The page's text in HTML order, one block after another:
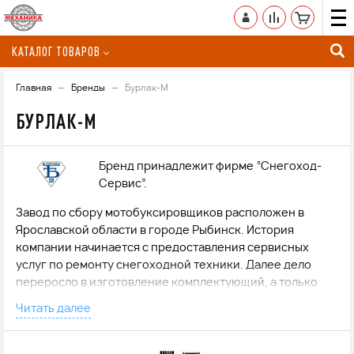
КАТАЛОГ ТОВАРОВ
Главная Бренды Бурлак-М
БУРЛАК-М
Бренд принадлежит фирме “Снегоход-
Сервис”.
Завод по сбору мотобуксировщиков расположен в
Ярославской области в городе Рыбинск. История
компании начинается с предоставления сервисных
услуг по ремонту снегоходной техники. Далее дело
переросло в изготовление комплектующий, а только
серийное производство собственную линейку
Читать далее